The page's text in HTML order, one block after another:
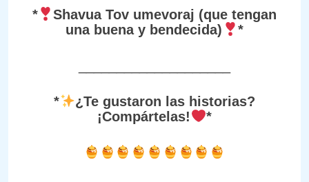
*
Shavua Tov umevoraj (que tengan
una buena y bendecida)
*
*
¿Te gustaron las historias?
¡Compártelas!
*